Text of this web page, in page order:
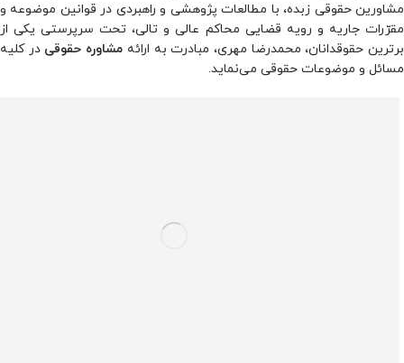
مشاورین حقوقی زبده، با مطالعات پژوهشی و راهبردی در قوانین موضوعه و
مقرّرات جاریه و رویه قضایی محاکم عالی و تالی، تحت سرپرستی یکی از
برترین حقوقدانان، محمدرضا مهری، مبادرت به ارائه مشاوره حقوقی در کلیه
مسائل و موضوعات حقوقی می‌نماید.